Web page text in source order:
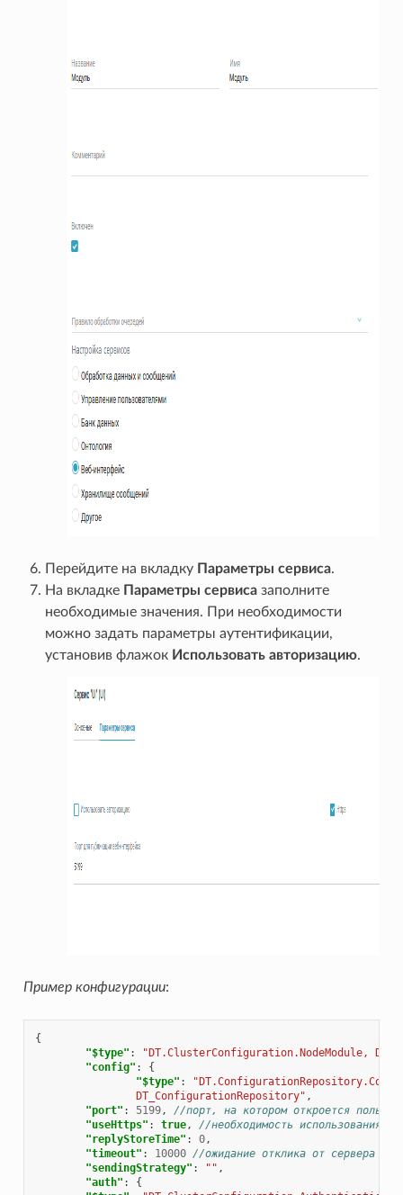
Перейдите на вкладку Параметры сервиса.
На вкладке Параметры сервисазаполните
необходимые значения. При необходимости
можно задать параметры аутентификации,
установив флажок Использовать авторизацию.
Пример конфигурации:
{
"$type" :
"DT.ClusterConfiguration.NodeModule,
"config" :
{
"$type" :
                DT_ConfigurationRepository"
,
"port" : 5199,
//порт, на котором откроется
"useHttps" : true,
//необходимость использования
"replyStoreTime" : 0,
"timeout" : 10000 //ожидание отклика от сервера по
"sendingStrategy" : "" ,
"auth" :
{